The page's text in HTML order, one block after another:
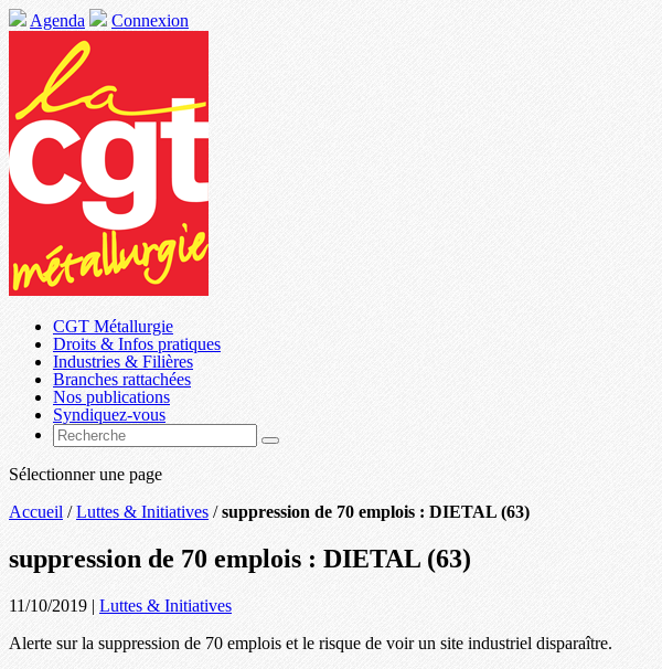
Agenda Connexion
CGT Métallurgie
Droits & Infos pratiques
Industries & Filières
Branches rattachées
Nos publications
Syndiquez-vous
Sélectionner une page
Accueil /Luttes & Initiatives /suppression de 70 emplois : DIETAL (63)
suppression de 70 emplois : DIETAL (63)
11/10/2019 | Luttes & Initiatives
Alerte sur la suppression de 70 emplois et le risque de voir un site industriel disparaître.